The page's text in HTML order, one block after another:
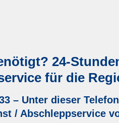
24-
für die
– Unter dieser
/ Abschleppservice